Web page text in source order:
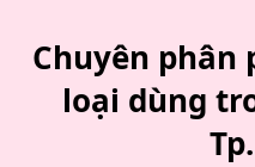
Chuyên phân
loại dùng